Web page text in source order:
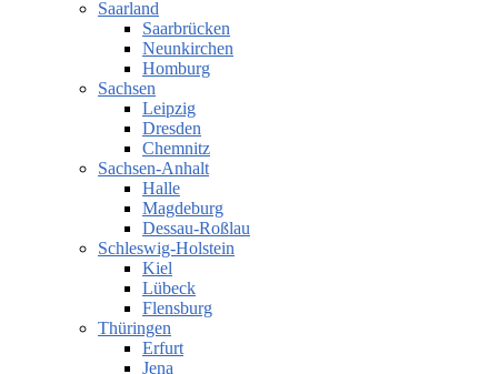
Saarland
Saarbrücken
Neunkirchen
Homburg
Sachsen
Leipzig
Dresden
Chemnitz
Sachsen-Anhalt
Halle
Magdeburg
Dessau-Roßlau
Schleswig-Holstein
Kiel
Lübeck
Flensburg
Thüringen
Erfurt
Jena